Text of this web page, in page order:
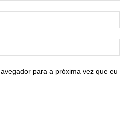
para a próxima vez que eu